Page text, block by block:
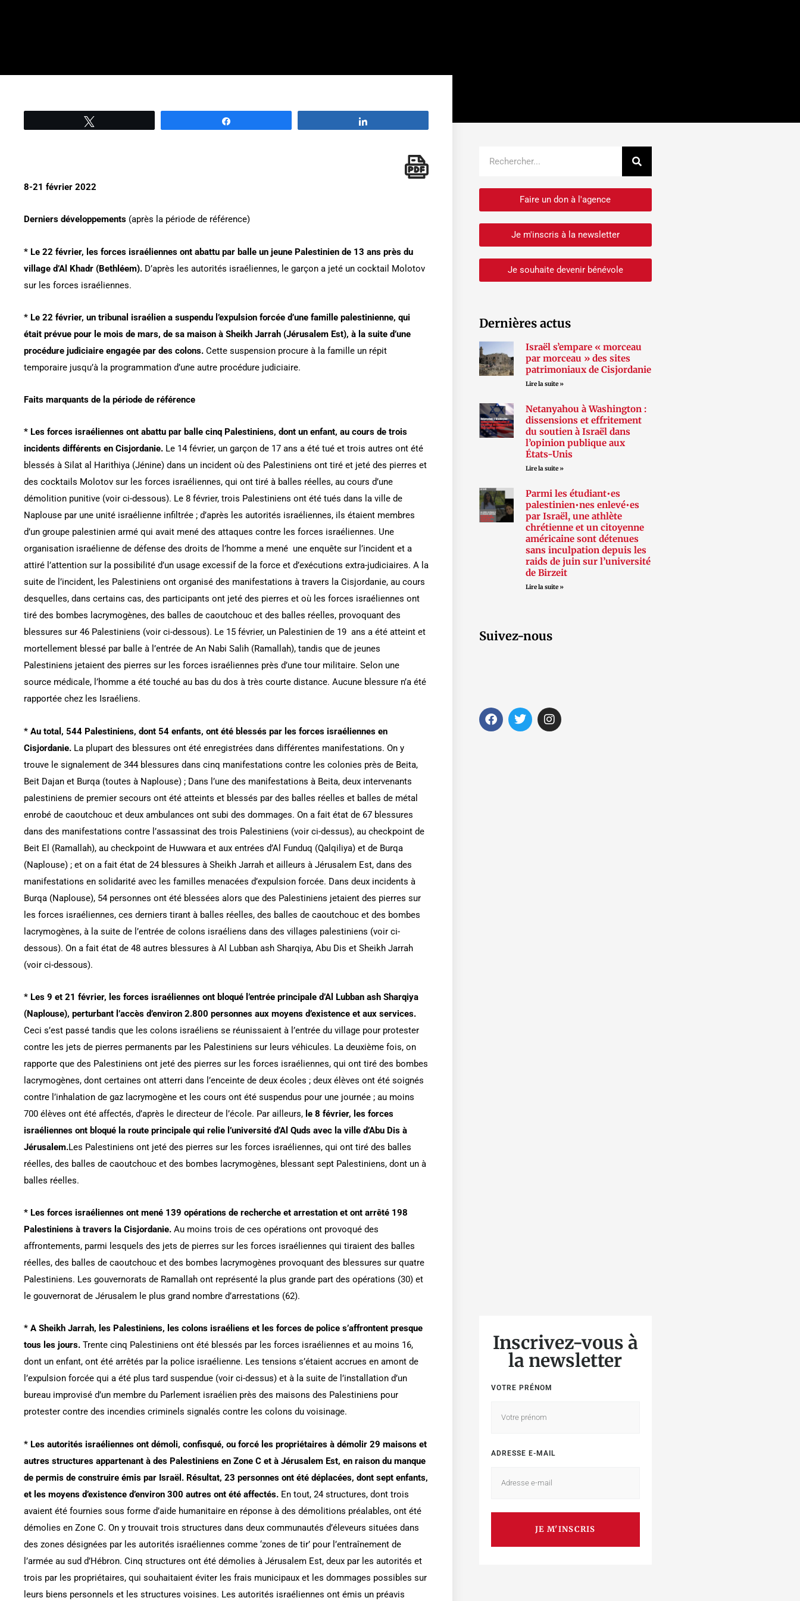
8-21 février 2022
Derniers développements (après la période de référence)
* Le 22 février, les forces israéliennes ont abattu par balle un jeune Palestinien de 13 ans près du
village d’Al Khadr (Bethléem). D’après les autorités israéliennes, le garçon a jeté un cocktail Molotov
sur les forces israéliennes.
* Le 22 février, un tribunal israélien a suspendu l’expulsion forcée d’une famille palestinienne, qui
était prévue pour le mois de mars, de sa maison à Sheikh Jarrah (Jérusalem Est), à la suite d’une
procédure judiciaire engagée par des colons. Cette suspension procure à la famille un répit
temporaire jusqu’à la programmation d’une autre procédure judiciaire.
Faits marquants de la période de référence
* Les forces israéliennes ont abattu par balle cinq Palestiniens, dont un enfant, au cours de trois
incidents différents en Cisjordanie. Le 14 février, un garçon de 17 ans a été tué et trois autres ont été
blessés à Silat al Harithiya (Jénine) dans un incident où des Palestiniens ont tiré et jeté des pierres et
des cocktails Molotov sur les forces israéliennes, qui ont tiré à balles réelles, au cours d’une
démolition punitive (voir ci-dessous). Le 8 février, trois Palestiniens ont été tués dans la ville de
Naplouse par une unité israélienne infiltrée ; d’après les autorités israéliennes, ils étaient membres
d’un groupe palestinien armé qui avait mené des attaques contre les forces israéliennes. Une
organisation israélienne de défense des droits de l’homme a mené une enquête sur l’incident et a
attiré l’attention sur la possibilité d’un usage excessif de la force et d’exécutions extra-judiciaires. A la
suite de l’incident, les Palestiniens ont organisé des manifestations à travers la Cisjordanie, au cours
desquelles, dans certains cas, des participants ont jeté des pierres et où les forces israéliennes ont
tiré des bombes lacrymogènes, des balles de caoutchouc et des balles réelles, provoquant des
blessures sur 46 Palestiniens (voir ci-dessous). Le 15 février, un Palestinien de 19 ans a été atteint et
mortellement blessé par balle à l’entrée de An Nabi Salih (Ramallah), tandis que de jeunes
Palestiniens jetaient des pierres sur les forces israéliennes près d’une tour militaire. Selon une
source médicale, l’homme a été touché au bas du dos à très courte distance. Aucune blessure n’a été
rapportée chez les Israéliens.
* Au total, 544 Palestiniens, dont 54 enfants, ont été blessés par les forces israéliennes en
Cisjordanie. La plupart des blessures ont été enregistrées dans différentes manifestations. On y
trouve le signalement de 344 blessures dans cinq manifestations contre les colonies près de Beita,
Beit Dajan et Burqa (toutes à Naplouse) ; Dans l’une des manifestations à Beita, deux intervenants
palestiniens de premier secours ont été atteints et blessés par des balles réelles et balles de métal
enrobé de caoutchouc et deux ambulances ont subi des dommages. On a fait état de 67 blessures
dans des manifestations contre l’assassinat des trois Palestiniens (voir ci-dessus), au checkpoint de
Beit El (Ramallah), au checkpoint de Huwwara et aux entrées d’Al Funduq (Qalqiliya) et de Burqa
(Naplouse) ; et on a fait état de 24 blessures à Sheikh Jarrah et ailleurs à Jérusalem Est, dans des
manifestations en solidarité avec les familles menacées d’expulsion forcée. Dans deux incidents à
Burqa (Naplouse), 54 personnes ont été blessées alors que des Palestiniens jetaient des pierres sur
les forces israéliennes, ces derniers tirant à balles réelles, des balles de caoutchouc et des bombes
lacrymogènes, à la suite de l’entrée de colons israéliens dans des villages palestiniens (voir ci-
dessous). On a fait état de 48 autres blessures à Al Lubban ash Sharqiya, Abu Dis et Sheikh Jarrah
(voir ci-dessous).
* Les 9 et 21 février, les forces israéliennes ont bloqué l’entrée principale d’Al Lubban ash Sharqiya
(Naplouse), perturbant l’accès d’environ 2.800 personnes aux moyens d’existence et aux services.
Ceci s’est passé tandis que les colons israéliens se réunissaient à l’entrée du village pour protester
contre les jets de pierres permanents par les Palestiniens sur leurs véhicules. La deuxième fois, on
rapporte que des Palestiniens ont jeté des pierres sur les forces israéliennes, qui ont tiré des bombes
lacrymogènes, dont certaines ont atterri dans l’enceinte de deux écoles ; deux élèves ont été soignés
contre l’inhalation de gaz lacrymogène et les cours ont été suspendus pour une journée ; au moins
700 élèves ont été affectés, d’après le directeur de l’école. Par ailleurs, le 8 février, les forces
israéliennes ont bloqué la route principale qui relie l’université d’Al Quds avec la ville d’Abu Dis à
Jérusalem.Les Palestiniens ont jeté des pierres sur les forces israéliennes, qui ont tiré des balles
réelles, des balles de caoutchouc et des bombes lacrymogènes, blessant sept Palestiniens, dont un à
balles réelles.
* Les forces israéliennes ont mené 139 opérations de recherche et arrestation et ont arrêté 198
Palestiniens à travers la Cisjordanie. Au moins trois de ces opérations ont provoqué des
affrontements, parmi lesquels des jets de pierres sur les forces israéliennes qui tiraient des balles
réelles, des balles de caoutchouc et des bombes lacrymogènes provoquant des blessures sur quatre
Palestiniens. Les gouvernorats de Ramallah ont représenté la plus grande part des opérations (30) et
le gouvernorat de Jérusalem le plus grand nombre d’arrestations (62).
* A Sheikh Jarrah, les Palestiniens, les colons israéliens et les forces de police s’affrontent presque
tous les jours. Trente cinq Palestiniens ont été blessés par les forces israéliennes et au moins 16,
dont un enfant, ont été arrêtés par la police israélienne. Les tensions s’étaient accrues en amont de
l’expulsion forcée qui a été plus tard suspendue (voir ci-dessus) et à la suite de l’installation d’un
bureau improvisé d’un membre du Parlement israélien près des maisons des Palestiniens pour
protester contre des incendies criminels signalés contre les colons du voisinage.
* Les autorités israéliennes ont démoli, confisqué, ou forcé les propriétaires à démolir 29 maisons et
autres structures appartenant à des Palestiniens en Zone C et à Jérusalem Est, en raison du manque
de permis de construire émis par Israël. Résultat, 23 personnes ont été déplacées, dont sept enfants,
et les moyens d’existence d’environ 300 autres ont été affectés. En tout, 24 structures, dont trois
avaient été fournies sous forme d’aide humanitaire en réponse à des démolitions préalables, ont été
démolies en Zone C. On y trouvait trois structures dans deux communautés d’éleveurs situées dans
des zones désignées par les autorités israéliennes comme ‘zones de tir’ pour l’entraînement de
l’armée au sud d’Hébron. Cinq structures ont été démolies à Jérusalem Est, deux par les autorités et
trois par les propriétaires, qui souhaitaient éviter les frais municipaux et les dommages possibles sur
leurs biens personnels et les structures voisines. Les autorités israéliennes ont émis un préavis
Faire un don à l'agence
Je m'inscris à la newsletter
Je souhaite devenir bénévole
Dernières actus
Israël s’empare « morceau
par morceau » des sites
patrimoniaux de Cisjordanie
Lire la suite »
Netanyahou à Washington :
dissensions et effritement
du soutien à Israël dans
l’opinion publique aux
États-Unis
Lire la suite »
Parmi les étudiant•es
palestinien•nes enlevé•es
par Israël, une athlète
chrétienne et un citoyenne
américaine sont détenues
sans inculpation depuis les
raids de juin sur l’université
de Birzeit
Lire la suite »
Suivez-nous
F
a
T
w
I
n
Inscrivez-vous à
la newsletter
VOTRE PRÉNOM
ADRESSE E-MAIL
JE M'INSCRIS